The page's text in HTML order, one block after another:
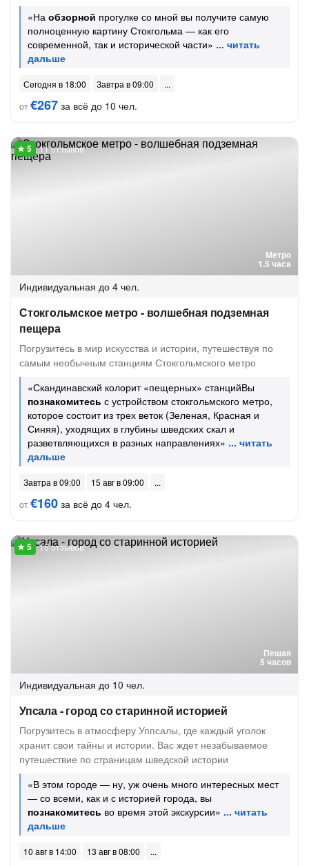
«На обзорной прогулке со мной вы получите самую
полноценную картину Стокгольма — как его
современной, так и исторической части»
Сегодня в 18:00
Завтра в 09:00
от€267 за всё до 10 чел.
Метро
1.5 часа
11 отзывов
Индивидуальная до 4 чел.
Стокгольмское метро - волшебная подземная
пещера
Погрузитесь в мир искусства и истории, путешествуя по
самым необычным станциям Стокгольмского метро
«Скандинавский колорит «пещерных» станцийВы
познакомитесь с устройством стокгольмского метро,
которое состоит из трех веток (Зеленая, Красная и
Синяя), уходящих в глубины шведских скал и
разветвляющихся в разных направлениях»
Завтра в 09:00
15 авг в 09:00
от€160 за всё до 4 чел.
Пешая
5 часов
15 отзывов
Индивидуальная до 10 чел.
Упсала - город со старинной историей
Погрузитесь в атмосферу Уппсалы, где каждый уголок
хранит свои тайны и истории. Вас ждет незабываемое
путешествие по страницам шведской истории
«В этом городе — ну, уж очень много интересных мест
— со всеми, как и с историей города, вы
познакомитесь во время этой экскурсии»
10 авг в 14:00
13 авг в 08:00